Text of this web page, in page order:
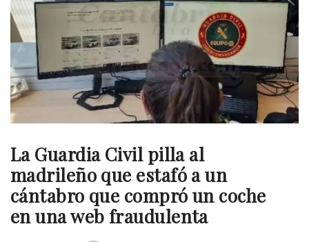
La Guardia Civil pilla al
madrileño que estafó a un
cántabro que compró un coche
en una web fraudulenta